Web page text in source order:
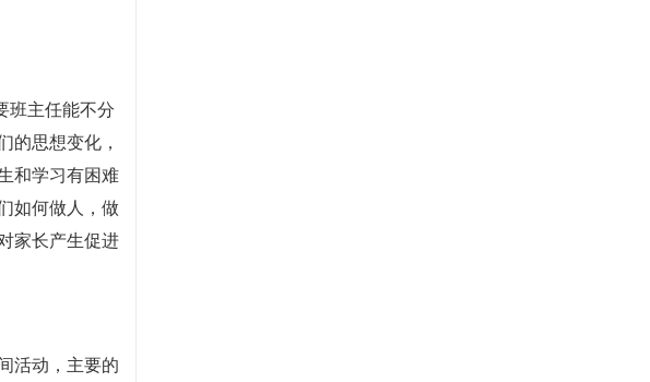
班主任能不分
的思想变化，
和学习有困难
如何做人，做
家长产生促进
活动，主要的